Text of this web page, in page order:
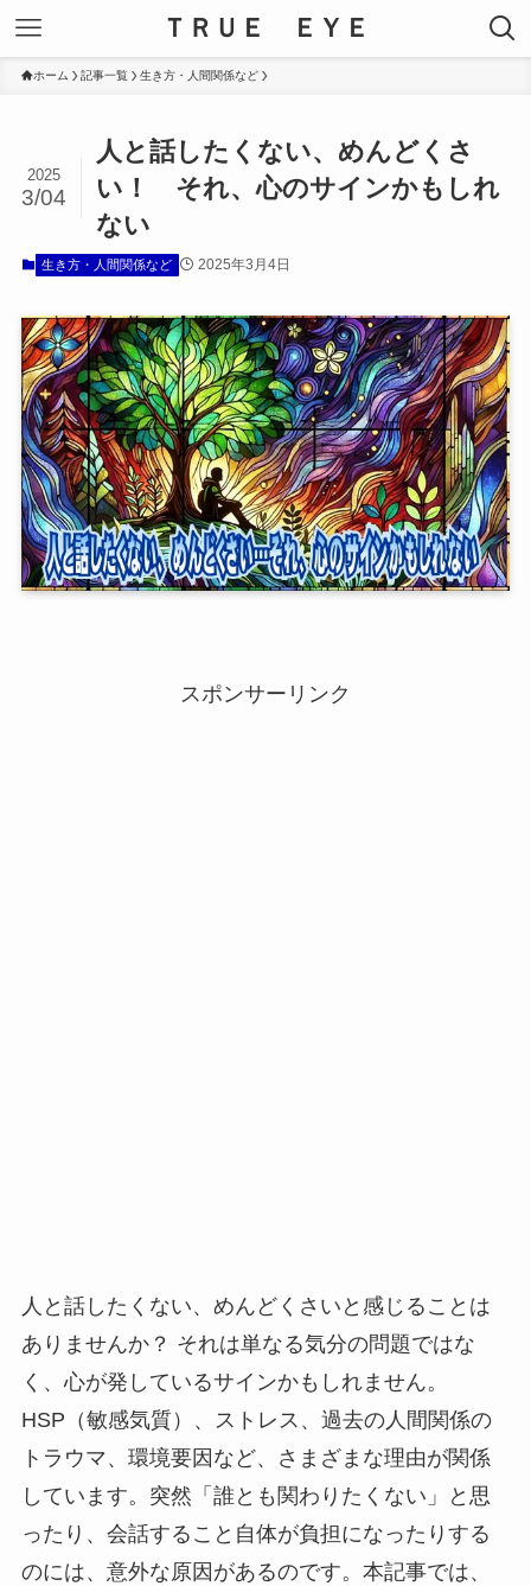
ＴＲＵＥ ＥＹＥ
ホーム 記事一覧 生き方・人間関係など
人と話したくない、めんどくさ
い！ それ、心のサインかもしれ
ない
2025
3/04
生き方・人間関係など 2025年3月4日
スポンサーリンク
人と話したくない、めんどくさいと感じることは
ありませんか？ それは単なる気分の問題ではな
く、心が発しているサインかもしれません。
HSP（敏感気質）、ストレス、過去の人間関係の
トラウマ、環境要因など、さまざまな理由が関係
しています。突然「誰とも関わりたくない」と思
ったり、会話すること自体が負担になったりする
のには、意外な原因があるのです。本記事では、